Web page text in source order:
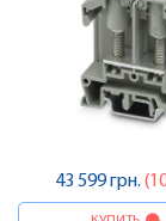
43 599 грн.